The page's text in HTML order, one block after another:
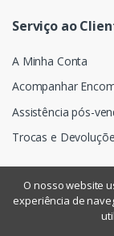
Serviço ao
A Minha Conta
Acompanhar
Assistência pós-
Trocas e
©Assismática-
O nosso website
experiência de